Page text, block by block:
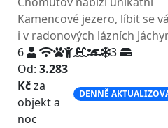
Kamencové jezero, líbit se
i v radonových lázních
6
3
Od: 3.283
Kčza
objekt a
noc
DENNĚ